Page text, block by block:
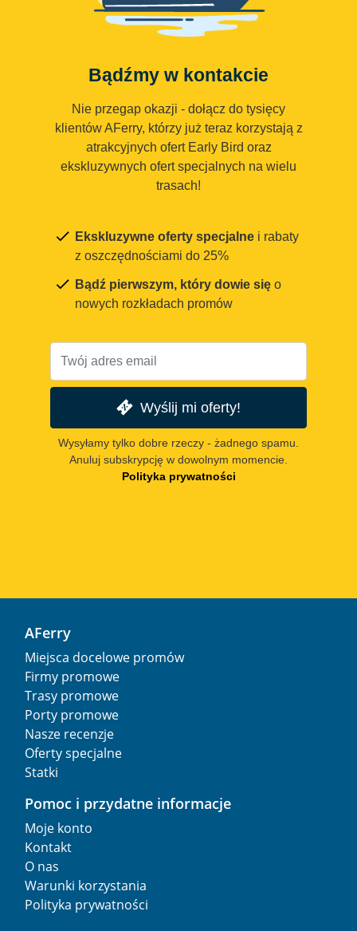
Bądźmy w kontakcie
Nie przegap okazji - dołącz do tysięcy
klientów AFerry, którzy już teraz korzystają z
atrakcyjnych ofert Early Bird oraz
ekskluzywnych ofert specjalnych na wielu
trasach!
Ekskluzywne oferty specjalne i rabaty
z oszczędnościami do 25%
Bądź pierwszym, który dowie się o
nowych rozkładach promów
Wyślij mi oferty!
Wysyłamy tylko dobre rzeczy - żadnego spamu.
Anuluj subskrypcję w dowolnym momencie.
Polityka prywatności
AFerry
Miejsca docelowe promów
Firmy promowe
Trasy promowe
Porty promowe
Nasze recenzje
Oferty specjalne
Statki
Pomoc i przydatne informacje
Moje konto
Kontakt
O nas
Warunki korzystania
Polityka prywatności